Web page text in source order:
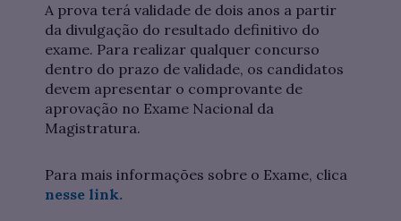
A prova terá validade de dois anos a partir
da divulgação do resultado definitivo do
exame. Para realizar qualquer concurso
dentro do prazo de validade, os candidatos
devem apresentar o comprovante de
aprovação no Exame Nacional da
Magistratura.
Para mais informações sobre o Exame, clica
nesse link.